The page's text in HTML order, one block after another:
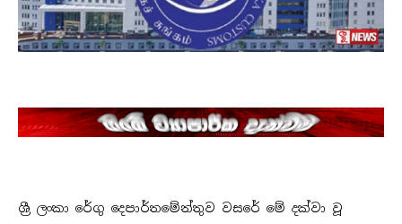
ශ්‍රී ලංකා රේගු දෙපාර්තමේන්තුව වසරේ මේ දක්වා වූ